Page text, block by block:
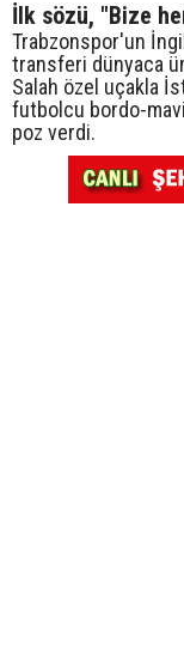
İlk sözü, "Bize
Trabzonspor'un
transferi dünyaca
Salah özel uçakla
futbolcu bordo-
poz verdi.